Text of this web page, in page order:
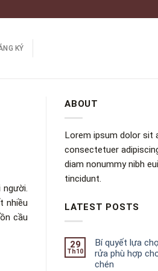
KÝ
nhiều
cầu
ABOUT
Lorem ipsum dolor sit
consectetuer
diam nonummy nibh
tincidunt.
LATEST POSTS
29
Th10
Bí quyết lựa
rửa phù hợp
chén